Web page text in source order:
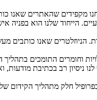
מקפידים שהאתרים שאנו
הייחוד שלנו הוא
שאנו כותבים
וחומרים התומכים
ניסיון רב בכתיבת
בפרופיל חלק מתהליך